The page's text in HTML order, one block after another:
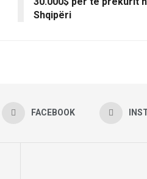
Shqipëri
FACEBOOK